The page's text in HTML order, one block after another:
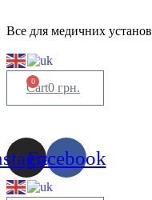
Все для медичних установ
0 грн.
0
Cart
Facebook